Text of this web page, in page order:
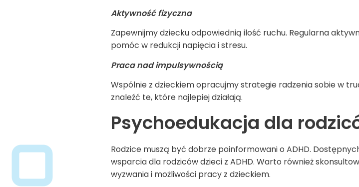
Aktywność fizyczna
Zapewnijmy dziecku odpowiednią ilość ruchu. Regularna
pomóc w redukcji napięcia i stresu.
Praca nad impulsywnością
Wspólnie z dzieckiem opracujmy strategie radzenia sobie w
znaleźć te, które najlepiej działają.
Psychoedukacja dla
Rodzice muszą być dobrze poinformowani o ADHD.
wsparcia dla rodziców dzieci z ADHD. Warto również
wyzwania i możliwości pracy z dzieckiem.